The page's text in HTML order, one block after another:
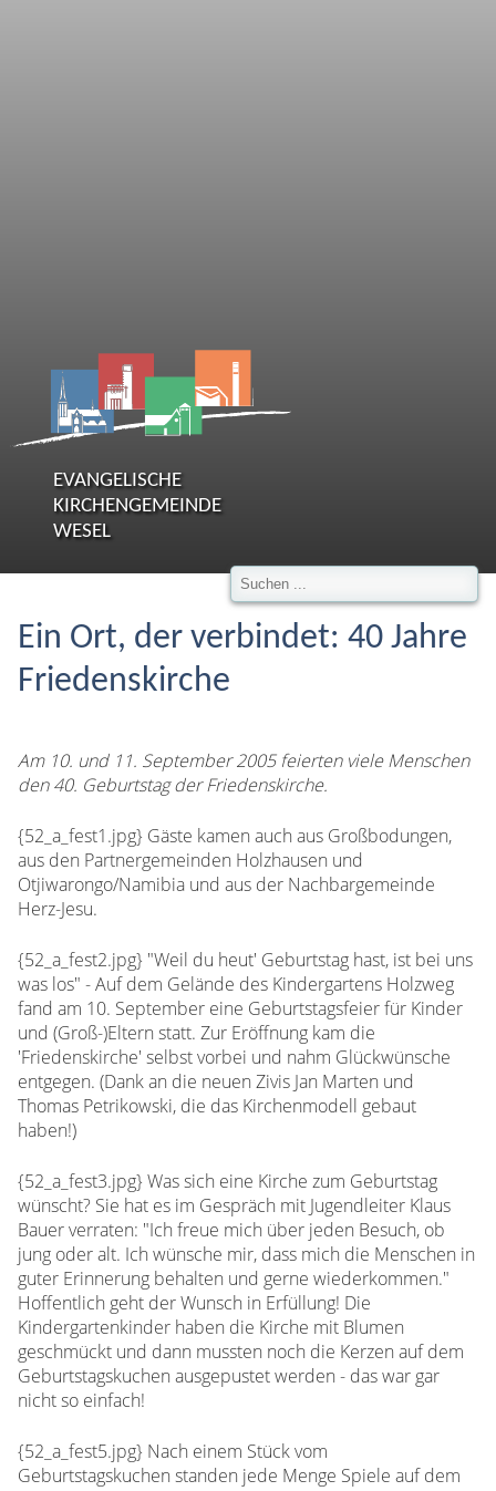
EVANGELISCHE
KIRCHENGEMEINDE
WESEL
Ein Ort, der verbindet: 40 Jahre
Friedenskirche
Am 10. und 11. September 2005 feierten viele Menschen
den 40. Geburtstag der Friedenskirche.
{52_a_fest1.jpg} Gäste kamen auch aus Großbodungen,
aus den Partnergemeinden Holzhausen und
Otjiwarongo/Namibia und aus der Nachbargemeinde
Herz-Jesu.
{52_a_fest2.jpg} "Weil du heut' Geburtstag hast, ist bei uns
was los" - Auf dem Gelände des Kindergartens Holzweg
fand am 10. September eine Geburtstagsfeier für Kinder
und (Groß-)Eltern statt. Zur Eröffnung kam die
'Friedenskirche' selbst vorbei und nahm Glückwünsche
entgegen. (Dank an die neuen Zivis Jan Marten und
Thomas Petrikowski, die das Kirchenmodell gebaut
haben!)
{52_a_fest3.jpg} Was sich eine Kirche zum Geburtstag
wünscht? Sie hat es im Gespräch mit Jugendleiter Klaus
Bauer verraten: "Ich freue mich über jeden Besuch, ob
jung oder alt. Ich wünsche mir, dass mich die Menschen in
guter Erinnerung behalten und gerne wiederkommen."
Hoffentlich geht der Wunsch in Erfüllung! Die
Kindergartenkinder haben die Kirche mit Blumen
geschmückt und dann mussten noch die Kerzen auf dem
Geburtstagskuchen ausgepustet werden - das war gar
nicht so einfach!
{52_a_fest5.jpg} Nach einem Stück vom
Geburtstagskuchen standen jede Menge Spiele auf dem